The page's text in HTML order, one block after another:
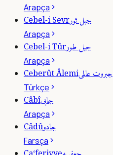
Arapça
Cebel-i Sevrجبل ثور
Arapça
Cebel-i Tûrجبل طور
Arapça
Ceberût Âlemiجبروت عالمى
Türkçe
Câbîجابى
Arapça
Câdûجادو
Farsça